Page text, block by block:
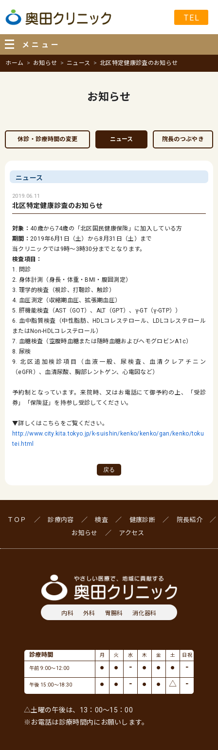
TEL
メニュー
ホーム お知らせ ニュース 北区特定健康診査のお知らせ
お知らせ
休診・診療時間の変更 ニュース 院長のつぶやき
ニュース
2019.06.11
北区特定健康診査のお知らせ
対象： 40歳から74歳の「北区国民健康保険」に加入している方
期間： 2019年6月1日（土）から8月31日（土）まで
当クリニックでは9時～3時30分までとなります。
検査項目：
1. 問診
2. 身体計測（身長・体重・BMI・腹囲測定）
3. 理学的検査（視診、打聴診、触診）
4. 血圧測定（収縮期血圧、拡張期血圧）
5. 肝機能検査（AST（GOT）、ALT（GPT）、γ-GT（γ-GTP））
6. 血中脂質検査（中性脂肪、HDLコレステロール、LDLコレステロール
またはNon-HDLコレステロール）
7. 血糖検査（空腹時血糖または随時血糖およびヘモグロビンA1c）
8. 尿検
9. 北区追加検診項目（血液一般、尿検査、血清クレアチニン
（eGFR）、血清尿酸、胸部レントゲン、心電図など）
予約制となっています。来院時、又はお電話にて御予約の上、「受診
券」「保険証」を持参し受診してください。
▼詳しくはこちらをご覧ください。
http://www.city.kita.tokyo.jp/k-suishin/kenko/kenko/gan/kenko/toku
tei.html
戻る
ＴＯＰ 診療内容 検査 健康診断
院長紹介
お知らせ
アクセス
内科 外科 胃腸科 消化器科
診療時間 月 火 水 木 金 土 日祝
午前 9:00～12:00 ● ● - ● ● ● -
午後 15:00～18:30 ● ● - ● ● △ -
△土曜の午後は、13：00～15：00
※お電話は診療時間内にお願いします。